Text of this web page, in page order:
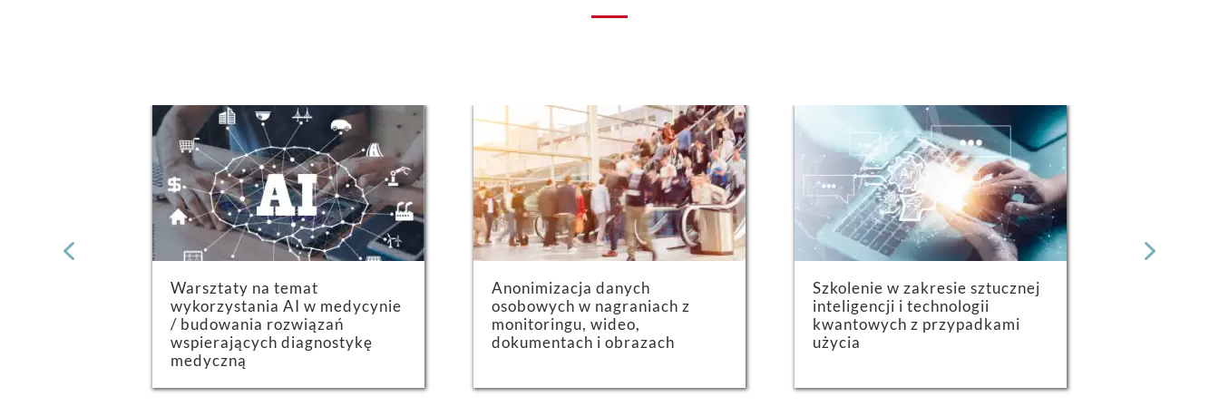
Warsztaty na temat
wykorzystania AI w medycynie
/ budowania rozwiązań
wspierających diagnostykę
medyczną
Anonimizacja danych
osobowych w nagraniach z
monitoringu, wideo,
dokumentach i obrazach
Szkolenie w zakresie sztucznej
inteligencji i technologii
kwantowych z przypadkami
użycia